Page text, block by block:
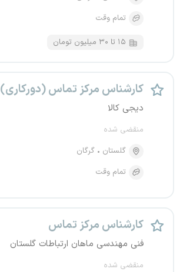
تمام وقت
۱۵ تا ۳۰ میلیون تومان
کارشناس مرکز تماس (دورکاری)
دیجی کالا
منقضی شده
گلستان
گرگان
تمام وقت
کارشناس مرکز تماس
فنی مهندسی ماهان ارتباطات گلستان
منقضی شده